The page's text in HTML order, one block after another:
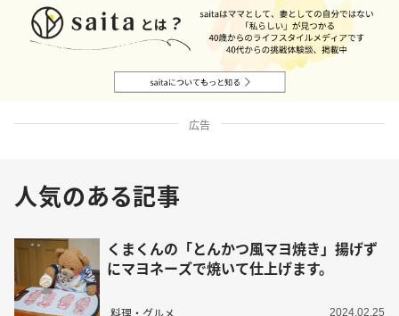
広告
人気のある記事
くまくんの「とんかつ風マヨ焼き」揚げず
にマヨネーズで焼いて仕上げます。
2024.02.25